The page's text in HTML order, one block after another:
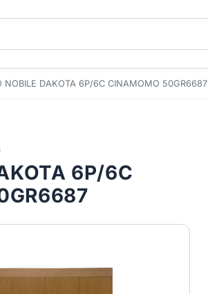
NOBILE DAKOTA 6P/6C CINAMOMO 50GR6687
6P/6C